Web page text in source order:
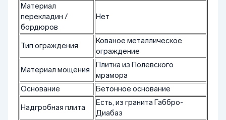
Материал
перекладин /
бордюров
Нет
Тип ограждения
Кованое металлическое
ограждение
Материал мощения
Плитка из Полевского
мрамора
Основание
Бетонное основание
Надгробная плита
Есть, из гранита Габбро-
Диабаз